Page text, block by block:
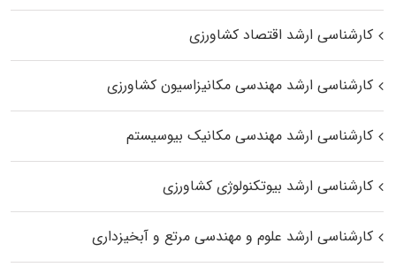
کارشناسی ارشد اقتصاد کشاورزی
کارشناسی ارشد مهندسی مکانیزاسیون کشاورزی
کارشناسی ارشد مهندسی مکانیک بیوسیستم
کارشناسی ارشد بیوتکنولوژی کشاورزی
کارشناسی ارشد علوم و مهندسی مرتع و آبخیزداری